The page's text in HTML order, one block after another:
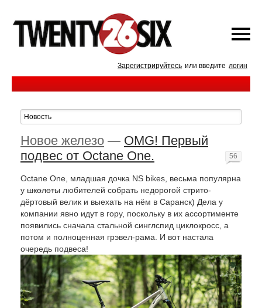
Зарегистрируйтесь или введите логин
Новое железо — OMG! Первый
подвес от Octane One.
Octane One, младшая дочка NS bikes, весьма популярна
у школоты любителей собрать недорогой стрито-
дёртовый велик и выехать на нём в Саранск) Дела у
компании явно идут в гору, поскольку в их асcортименте
появились сначала стальной синглспид циклокросс, а
потом и полноценная грэвел-рама. И вот настала
очередь подвеса!
56